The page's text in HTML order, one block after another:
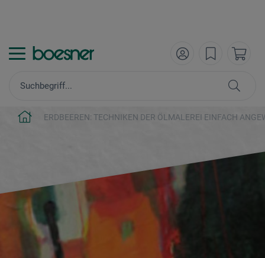
ERDBEEREN: TECHNIKEN DER ÖLMALEREI EINFACH